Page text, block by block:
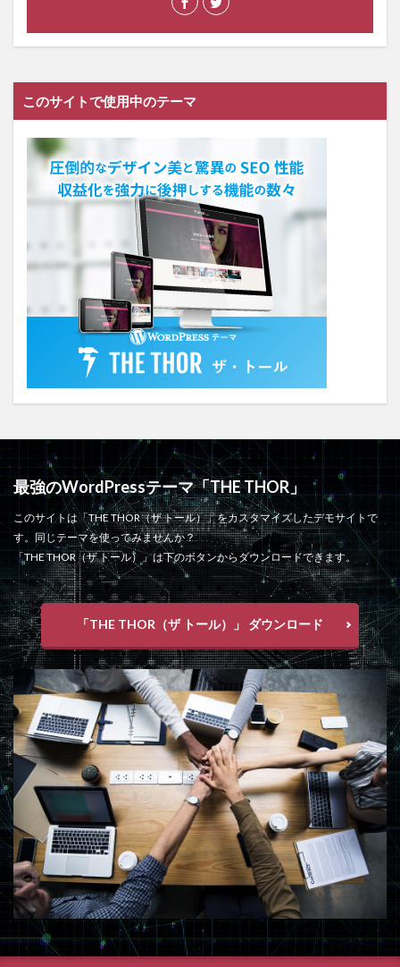
このサイトで使用中のテーマ
最強のWordPressテーマ「THE THOR」
このサイトは「THE THOR（ザ トール）」をカスタマイズしたデモサイトで
す。同じテーマを使ってみませんか？
「THE THOR（ザ トール）」は下のボタンからダウンロードできます。
「THE THOR（ザ トール）」 ダウンロード